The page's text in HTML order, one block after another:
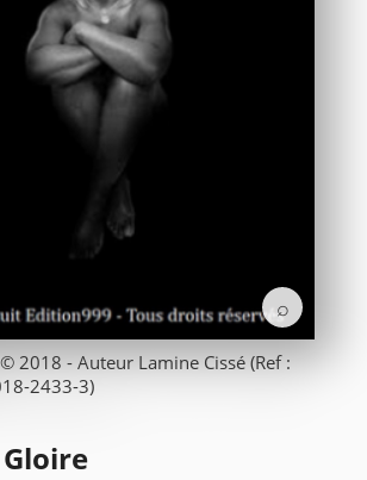
⌕
© 2018 - Auteur Lamine Cissé (Ref :
2433-3)